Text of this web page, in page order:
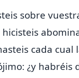
sobre
hicisteis
cada cual
¿y habréis